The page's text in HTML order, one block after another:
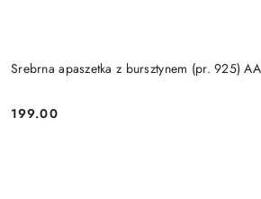
Srebrna apaszetka z bursztynem (pr. 925)
Cena:
199.00